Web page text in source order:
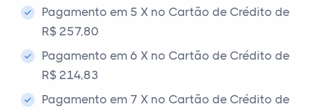
Pagamento em 5 X no Cartão de Crédito de
R$ 257,80
Pagamento em 6 X no Cartão de Crédito de
R$ 214,83
Pagamento em 7 X no Cartão de Crédito de